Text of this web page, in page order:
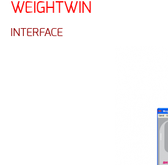
WEIGHTWIN
INTERFACE